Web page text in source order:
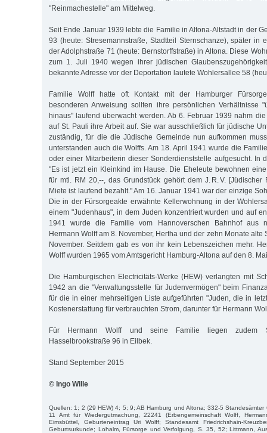
"Reinmachestelle" am Mittelweg.
Seit Ende Januar 1939 lebte die Familie in Altona-Altstadt in der
93 (heute: Stresemannstraße, Stadtteil Sternschanze), später in
der Adolphstraße 71 (heute: Bernstorffstraße) in Altona. Diese
zum 1. Juli 1940 wegen ihrer jüdischen
bekannte Adresse vor der Deportation lautete Wohlersallee 58
Familie Wolff hatte oft Kontakt mit der Hamburger
besonderen Anweisung sollten ihre persönlichen Verhältnisse
hinaus" laufend überwacht werden. Ab 6. Februar 1939 nahm
auf St. Pauli ihre Arbeit auf. Sie war ausschließlich für jüdische
zuständig, für die die Jüdische Gemeinde nun aufkommen
unterstanden auch die Wolffs. Am 18. April 1941 wurde die
oder einer Mitarbeiterin dieser Sonderdienststelle aufgesucht. In
"Es ist jetzt ein Kleinkind im Hause. Die Eheleute bewohnen
für mtl. RM 20,--, das Grundstück gehört dem J. R. V. [Jüdischer
Miete ist laufend bezahlt." Am 16. Januar 1941 war der einzige
Die in der Fürsorgeakte erwähnte Kellerwohnung in der
einem "Judenhaus", in dem Juden konzentriert wurden und auf
1941 wurde die Familie vom Hannoverschen Bahnhof aus
Hermann Wolff am 8. November, Hertha und der zehn Monate alte
November. Seitdem gab es von ihr kein Lebenszeichen mehr.
Wolff wurden 1965 vom Amtsgericht Hamburg-Altona auf den 8.
Die Hamburgischen Electricitäts-Werke (HEW) verlangten mit
1942 an die "Verwaltungsstelle für Judenvermögen" beim
für die in einer mehrseitigen Liste aufgeführten "Juden, die in
Kostenerstattung für verbrauchten Strom, darunter für Hermann
Für Hermann Wolff und seine Familie liegen zudem
Hasselbrookstraße 96 in Eilbek.
Stand September 2015
© Ingo Wille
Quellen: 1; 2 (29 HEW) 4; 5; 9; AB Hamburg und Altona; 332-5
11 Amt für Wiedergutmachung, 22241 (Erbengemeinschaft Wolff,
Eimsbüttel, Geburteneintrag Uri Wolff; Standesamt Friedrichshain-
Geburtsurkunde; Lohalm, Fürsorge und Verfolgung, S. 35, 52; Littmann,